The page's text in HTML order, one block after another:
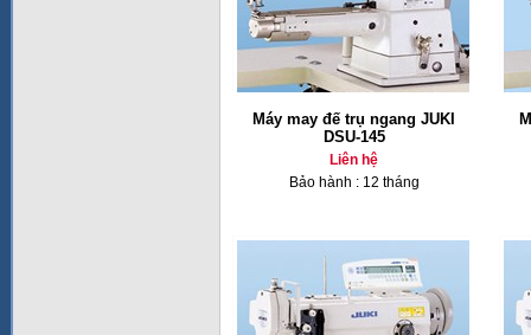
Máy may đế trụ ngang JUKI
DSU-145
Liên hệ
Bảo hành : 12 tháng